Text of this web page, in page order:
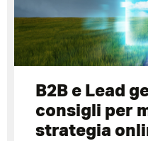
B2B e Lead
consigli per
strategia